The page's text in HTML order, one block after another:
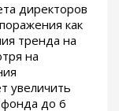
директоров
как
тренда на
на
увеличить
до 6